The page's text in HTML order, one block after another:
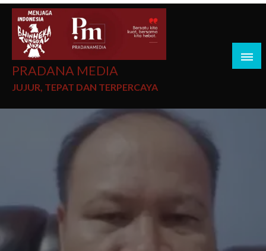
PRADANA MEDIA
JUJUR, TEPAT DAN TERPERCAYA